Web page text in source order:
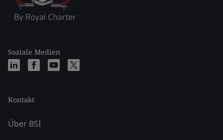
Soziale Medien
Kontakt
Über BSI